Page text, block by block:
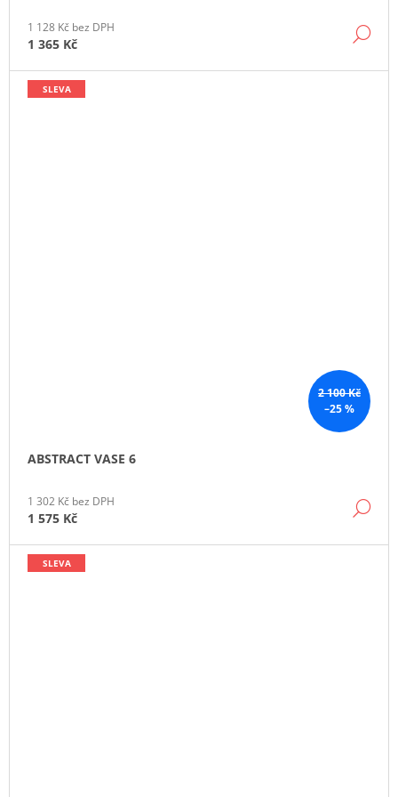
1 128 Kč bez DPH
1 365 Kč
2 100 Kč
–25 %
SLEVA
ABSTRACT VASE 6
1 302 Kč bez DPH
1 575 Kč
SLEVA